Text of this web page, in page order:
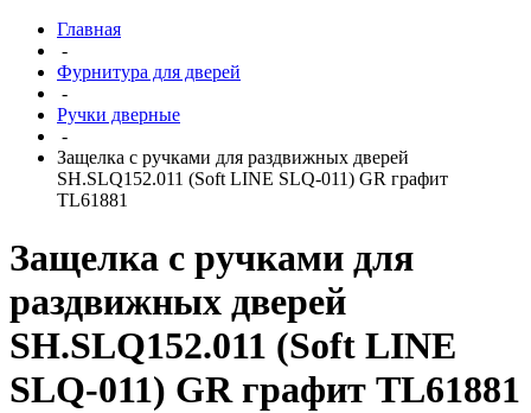
Главная
-
Фурнитура для дверей
-
Ручки дверные
-
Защелка с ручками для раздвижных дверей
SH.SLQ152.011 (Soft LINE SLQ-011) GR графит
TL61881
Защелка с ручками для
раздвижных дверей
SH.SLQ152.011 (Soft LINE
SLQ-011) GR графит TL61881